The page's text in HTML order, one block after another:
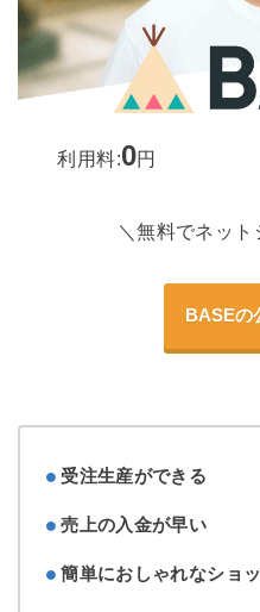
利用料:0円
＼無料でネッ
BASEの
受注生産ができる
売上の入金が早い
簡単におしゃれなショ